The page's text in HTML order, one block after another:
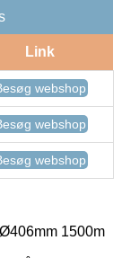
Link
webshop
webshop
webshop
1500m